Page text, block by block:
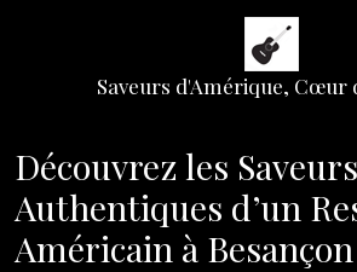
Saveurs d'Amérique, Cœur
Découvrez les Saveurs
Authentiques d’un
Américain à Besançon